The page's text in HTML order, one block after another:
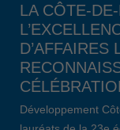
LA CÔTE-
D’AFFAIRES
Développement